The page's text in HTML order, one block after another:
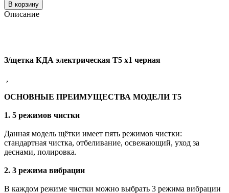
В корзину
Описание
З/щетка КДА электрическая Т5 x1 черная
ОСНОВНЫЕ ПРЕИМУЩЕСТВА МОДЕЛИ Т5
1. 5 режимов чистки
Данная модель щётки имеет пять режимов чистки:
стандартная чистка, отбеливание, освежающий, уход за
деснами, полировка.
2. 3 режима вибрации
В каждом режиме чистки можно выбрать 3 режима вибрации